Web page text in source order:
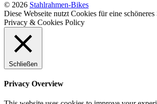
© 2026 Stahlrahmen-Bikes
Diese Webseite nutzt Cookies für eine
Privacy & Cookies Policy
Schließen
Privacy Overview